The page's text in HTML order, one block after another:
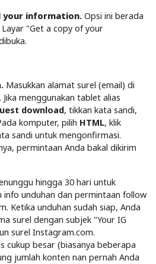
your information. Opsi ini berada
"Get a copy of your
Masukkan alamat surel (email) di
menggunakan tablet alias
download, tikkan kata sandi,
komputer, pilih HTML, klik
sandi untuk mengonfirmasi.
permintaan Anda bakal dikirim
hingga 30 hari untuk
info unduhan dan permintaan follow
Ketika unduhan sudah siap, Anda
surel dengan subjek "Your IG
surel Instagram.com.
cukup besar (biasanya beberapa
jumlah konten nan pernah Anda